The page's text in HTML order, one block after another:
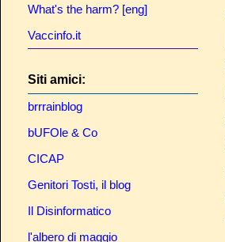
What's the harm? [eng]
Vaccinfo.it
Siti amici:
brrrainblog
bUFOle & Co
CICAP
Genitori Tosti, il blog
Il Disinformatico
l'albero di maggio